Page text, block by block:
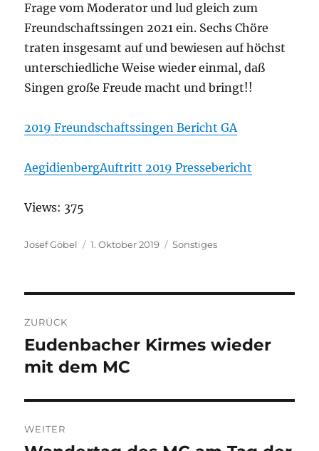
Frage vom Moderator und lud gleich zum
Freundschaftssingen 2021 ein. Sechs Chöre
traten insgesamt auf und bewiesen auf höchst
unterschiedliche Weise wieder einmal, daß
Singen große Freude macht und bringt!!
2019 Freundschaftssingen Bericht GA
AegidienbergAuftritt 2019 Pressebericht
Views: 375
Autor
Josef Göbel
Veröffentlicht
1. Oktober 2019 Kategorien
Sonstiges
ZURÜCK
Vorheriger
Beitrag:
Eudenbacher Kirmes wieder
mit dem MC
WEITER